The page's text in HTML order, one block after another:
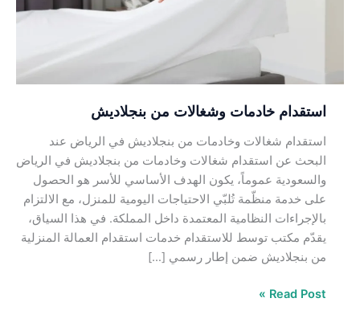
استقدام خادمات وشغالات من بنجلاديش
استقدام شغالات وخادمات من بنجلاديش في الرياض عند
البحث عن استقدام شغالات وخادمات من بنجلاديش في الرياض
والسعودية عموماً، يكون الهدف الأساسي للأسر هو الحصول
على خدمة منظّمة تُلبّي الاحتياجات اليومية للمنزل، مع الالتزام
بالإجراءات النظامية المعتمدة داخل المملكة. في هذا السياق،
يقدّم مكتب توسط للاستقدام خدمات استقدام العمالة المنزلية
من بنجلاديش ضمن إطار رسمي […]
Read Post »